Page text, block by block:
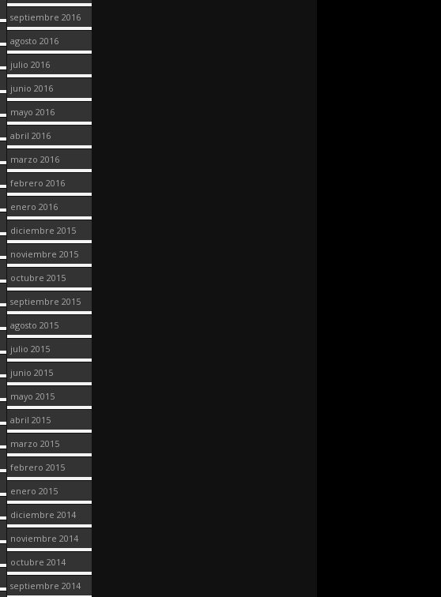
septiembre 2016
agosto 2016
julio 2016
junio 2016
mayo 2016
abril 2016
marzo 2016
febrero 2016
enero 2016
diciembre 2015
noviembre 2015
octubre 2015
septiembre 2015
agosto 2015
julio 2015
junio 2015
mayo 2015
abril 2015
marzo 2015
febrero 2015
enero 2015
diciembre 2014
noviembre 2014
octubre 2014
septiembre 2014